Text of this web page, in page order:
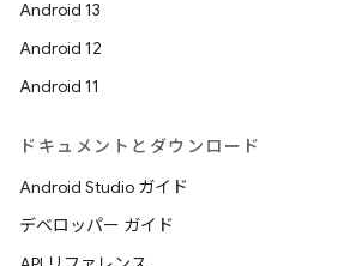
Android 13
Android 12
Android 11
ドキュメントとダウンロード
Android Studio ガイド
デベロッパー ガイド